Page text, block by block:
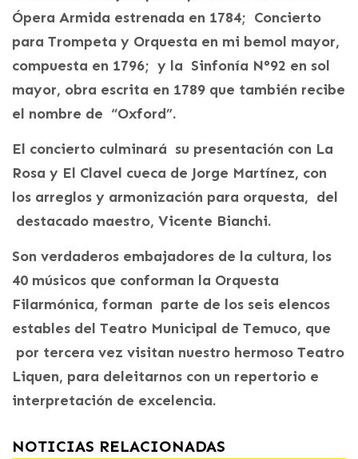
Ópera Armida estrenada en 1784; Concierto
para Trompeta y Orquesta en mi bemol mayor,
compuesta en 1796; y la Sinfonía N°92 en sol
mayor, obra escrita en 1789 que también recibe
el nombre de “Oxford”.
El concierto culminará su presentación con La
Rosa y El Clavel cueca de Jorge Martínez, con
los arreglos y armonización para orquesta, del
destacado maestro, Vicente Bianchi.
Son verdaderos embajadores de la cultura, los
40 músicos que conforman la Orquesta
Filarmónica, forman parte de los seis elencos
estables del Teatro Municipal de Temuco, que
por tercera vez visitan nuestro hermoso Teatro
Liquen, para deleitarnos con un repertorio e
interpretación de excelencia.
NOTICIAS RELACIONADAS